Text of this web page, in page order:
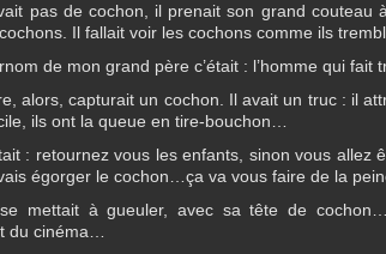
pas de cochon, il prenait son grand couteau
Il fallait voir les cochons comme ils
de mon grand père c’était : l’homme qui fait
alors, capturait un cochon. Il avait un truc : il
ils ont la queue en tire-bouchon…
: retournez vous les enfants, sinon vous allez
égorger le cochon…ça va vous faire de la
mettait à gueuler, avec sa tête de
du cinéma…